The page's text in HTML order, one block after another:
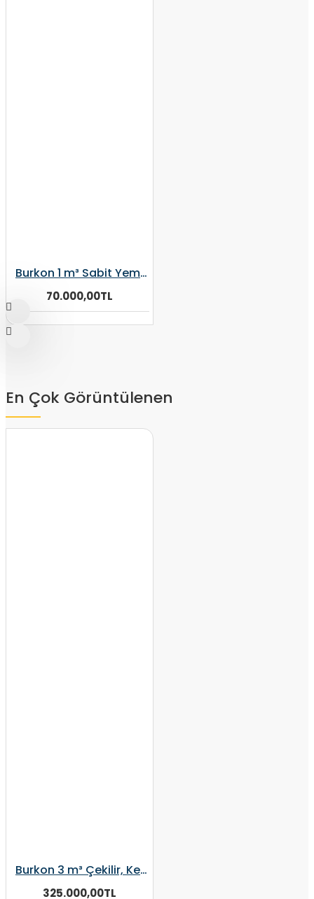
Burkon 1 m³ Sabit Yem Karma Makinesi
70.000,00TL
En Çok Görüntülenen
Burkon 3 m³ Çekilir, Kepçeli, Elektrikli, Şaftlı Dikey Yem Karma Makinesi
325.000,00TL